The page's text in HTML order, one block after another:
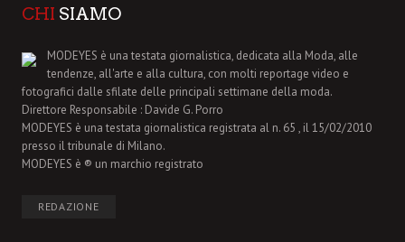
CHI SIAMO
MODEYES è una testata giornalistica, dedicata alla Moda, alle
tendenze, all'arte e alla cultura, con molti reportage video e
fotografici dalle sfilate delle principali settimane della moda.
Direttore Responsabile : Davide G. Porro
MODEYES è una testata giornalistica registrata al n. 65 , il 15/02/2010
presso il tribunale di Milano.
MODEYES è ® un marchio registrato
REDAZIONE